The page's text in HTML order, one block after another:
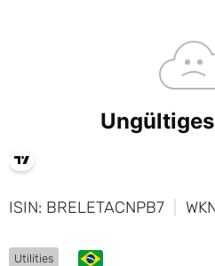
ISIN: BRELETACNPB7
Utilities